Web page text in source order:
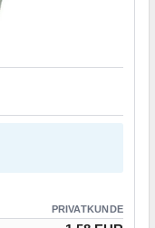
PRIVATKUNDE